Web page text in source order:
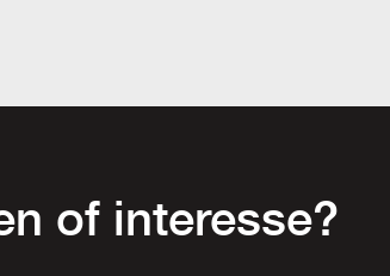
of interesse?